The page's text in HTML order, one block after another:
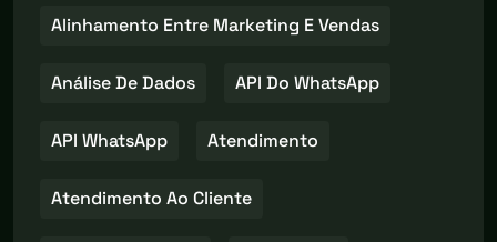
Alinhamento Entre Marketing E Vendas
Análise De Dados API Do WhatsApp
API WhatsApp Atendimento
Atendimento Ao Cliente